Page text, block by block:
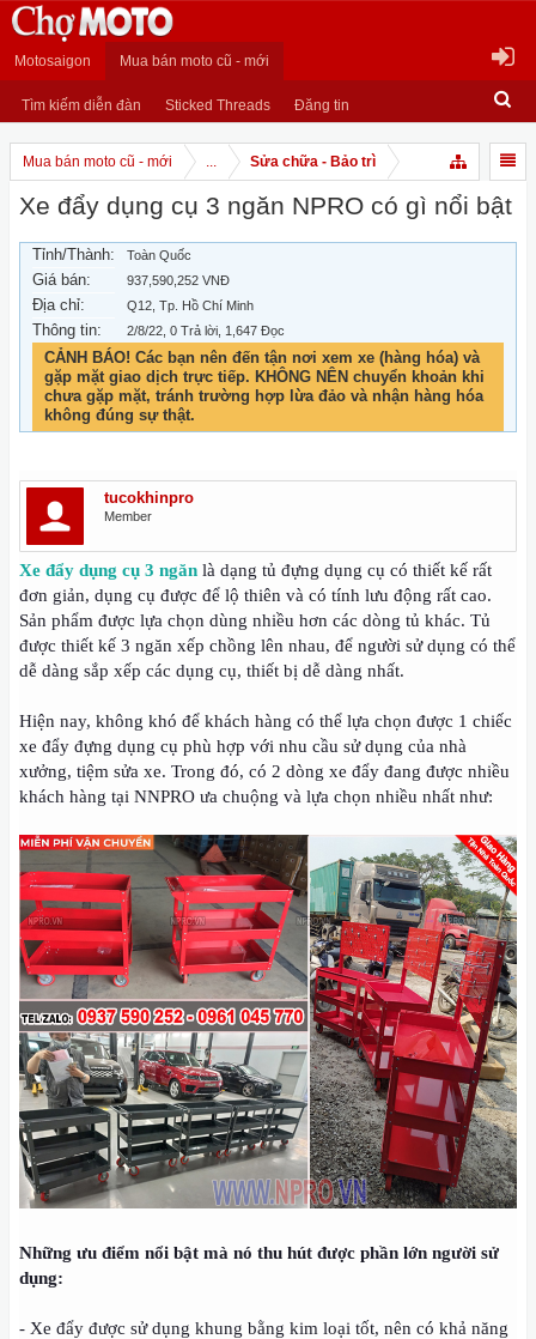
Motosaigon Mua bán moto cũ - mới
Tìm kiếm diễn đàn Sticked Threads Đăng tin
Mua bán moto cũ - mới ... Sửa chữa - Bảo trì
Xe đẩy dụng cụ 3 ngăn NPRO có gì nổi bật
Tỉnh/Thành: Toàn Quốc
Giá bán: 937,590,252 VNĐ
Địa chỉ: Q12, Tp. Hồ Chí Minh
Thông tin: 2/8/22 , 0 Trả lời, 1,647 Đọc
CẢNH BÁO! Các bạn nên đến tận nơi xem xe (hàng hóa) và
gặp mặt giao dịch trực tiếp. KHÔNG NÊN chuyển khoản khi
chưa gặp mặt, tránh trường hợp lừa đảo và nhận hàng hóa
không đúng sự thật.
tucokhinpro
Member
Xe đẩy dụng cụ 3 ngăn là dạng tủ đựng dụng cụ có thiết kế rất
đơn giản, dụng cụ được để lộ thiên và có tính lưu động rất cao.
Sản phẩm được lựa chọn dùng nhiều hơn các dòng tủ khác. Tủ
được thiết kế 3 ngăn xếp chồng lên nhau, để người sử dụng có thể
dễ dàng sắp xếp các dụng cụ, thiết bị dễ dàng nhất.
Hiện nay, không khó để khách hàng có thể lựa chọn được 1 chiếc
xe đẩy đựng dụng cụ phù hợp với nhu cầu sử dụng của nhà
xưởng, tiệm sửa xe. Trong đó, có 2 dòng xe đẩy đang được nhiều
khách hàng tại NNPRO ưa chuộng và lựa chọn nhiều nhất như:
Những ưu điểm nổi bật mà nó thu hút được phần lớn người sử
dụng:
- Xe đẩy được sử dụng khung bằng kim loại tốt, nên có khả năng